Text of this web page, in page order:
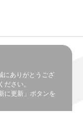
にありがとうござ
さい。
に更新」ボタンを